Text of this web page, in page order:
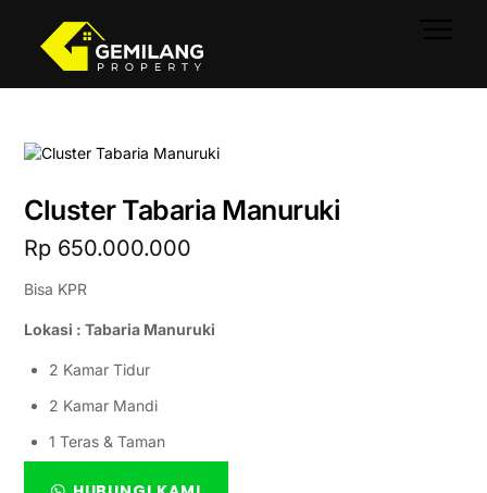
content
Cluster Tabaria Manuruki
Rp 650.000.000
Bisa KPR
Lokasi : Tabaria Manuruki
2 Kamar Tidur
2 Kamar Mandi
1 Teras & Taman